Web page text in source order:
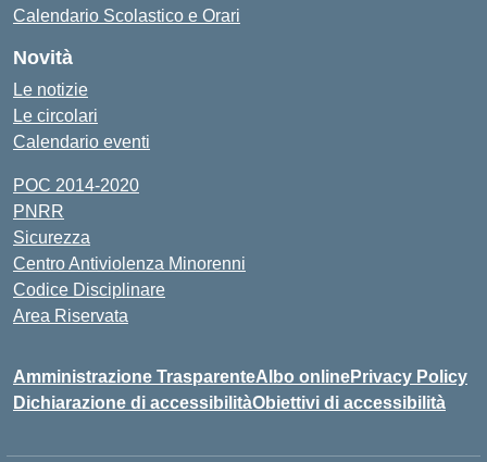
Calendario Scolastico e Orari
Novità
Le notizie
Le circolari
Calendario eventi
POC 2014-2020
PNRR
Sicurezza
Centro Antiviolenza Minorenni
Codice Disciplinare
Area Riservata
Amministrazione TrasparenteAlbo onlinePrivacy Policy
Dichiarazione di accessibilitàObiettivi di accessibilità